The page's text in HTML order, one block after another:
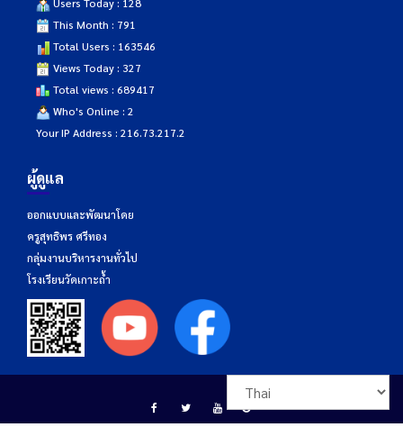
This Month : 791
Total Users : 163546
Views Today : 327
Total views : 689417
Who's Online : 2
Your IP Address : 216.73.217.2
ผู้ดูแล
ออกแบบและพัฒนาโดย
ครูสุทธิพร ศรีทอง
กลุ่มงานบริหารงานทั่วไป
โรงเรียนวัดเกาะถ้ำ